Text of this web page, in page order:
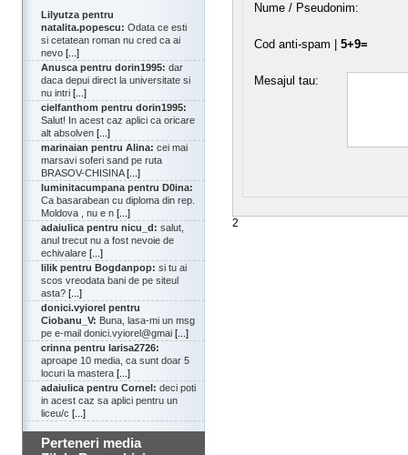
Lilyutza pentru
natalita.popescu: Odata ce esti
si cetatean roman nu cred ca ai
nevo [...]
Anusca pentru dorin1995: dar
daca depui direct la universitate si
nu intri [...]
cielfanthom pentru dorin1995:
Salut! In acest caz aplici ca oricare
alt absolven [...]
marinaian pentru Alina: cei mai
marsavi soferi sand pe ruta
BRASOV-CHISINA[...]
luminitacumpana pentru D0ina:
Ca basarabean cu diploma din rep.
Moldova , nu e n [...]
adaiulica pentru nicu_d: salut,
anul trecut nu a fost nevoie de
echivalare [...]
lilik pentru Bogdanpop: si tu ai
scos vreodata bani de pe siteul
asta? [...]
donici.vyiorel pentru
Ciobanu_V: Buna, lasa-mi un msg
pe e-mail donici.vyiorel@gmai [...]
crinna pentru larisa2726:
aproape 10 media, ca sunt doar 5
locuri la mastera [...]
adaiulica pentru Cornel: deci poti
in acest caz sa aplici pentru un
liceu/c [...]
Perteneri media
Nume / Pseudonim:
Cod anti-spam | 5+9=
Mesajul tau:
2